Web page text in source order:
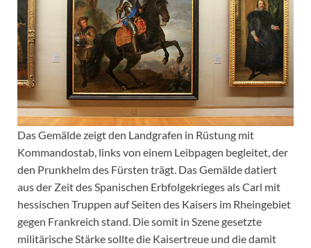
Das Gemälde zeigt den Landgrafen in Rüstung mit
Kommandostab, links von einem Leibpagen begleitet, der
den Prunkhelm des Fürsten trägt. Das Gemälde datiert
aus der Zeit des Spanischen Erbfolgekrieges als Carl mit
hessischen Truppen auf Seiten des Kaisers im Rheingebiet
gegen Frankreich stand. Die somit in Szene gesetzte
militärische Stärke sollte die Kaisertreue und die damit